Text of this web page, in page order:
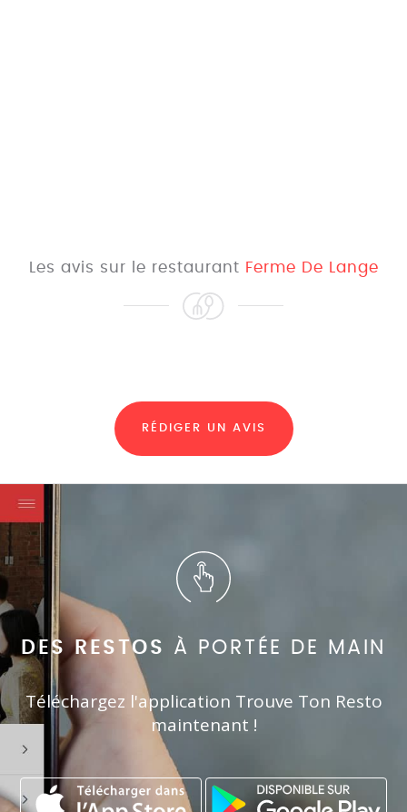
Les avis sur le restaurant Ferme De Lange
RÉDIGER UN AVIS
DES RESTOS À PORTÉE DE MAIN
Téléchargez l'application Trouve Ton Resto
maintenant !